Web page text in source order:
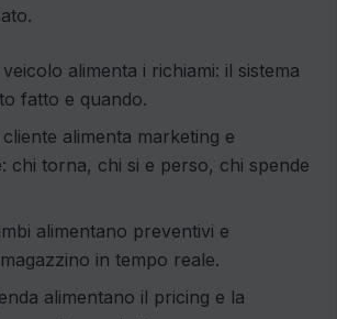
alimenta i richiami: il sistema
fatto e quando.
alimenta marketing e
chi torna, chi si e perso, chi spende
alimentano preventivi e
in tempo reale.
alimentano il pricing e la